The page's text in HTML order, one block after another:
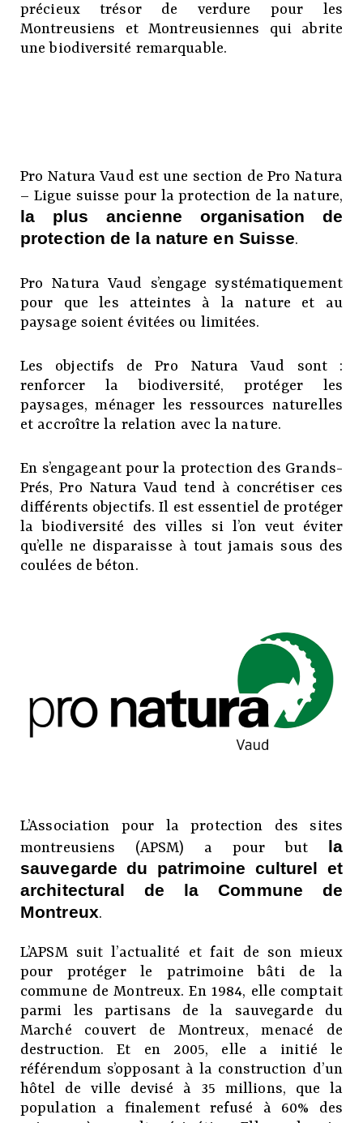
précieux trésor de verdure pour les
Montreusiens et Montreusiennes qui abrite
une biodiversité remarquable.
Pro Natura Vaud est une section de Pro Natura
– Ligue suisse pour la protection de la nature,
la plus ancienne organisation de
protection de la nature en Suisse.
Pro Natura Vaud s’engage systématiquement
pour que les atteintes à la nature et au
paysage soient évitées ou limitées.
Les objectifs de Pro Natura Vaud sont :
renforcer la biodiversité, protéger les
paysages, ménager les ressources naturelles
et accroître la relation avec la nature.
En s’engageant pour la protection des Grands-
Prés, Pro Natura Vaud tend à concrétiser ces
différents objectifs. Il est essentiel de protéger
la biodiversité des villes si l’on veut éviter
qu’elle ne disparaisse à tout jamais sous des
coulées de béton.
L’Association pour la protection des sites
montreusiens (APSM) a pour but la
sauvegarde du patrimoine culturel et
architectural de la Commune de
Montreux.
L’APSM suit l’actualité et fait de son mieux
pour protéger le patrimoine bâti de la
commune de Montreux. En 1984, elle comptait
parmi les partisans de la sauvegarde du
Marché couvert de Montreux, menacé de
destruction. Et en 2005, elle a initié le
référendum s’opposant à la construction d’un
hôtel de ville devisé à 35 millions, que la
population a finalement refusé à 60% des